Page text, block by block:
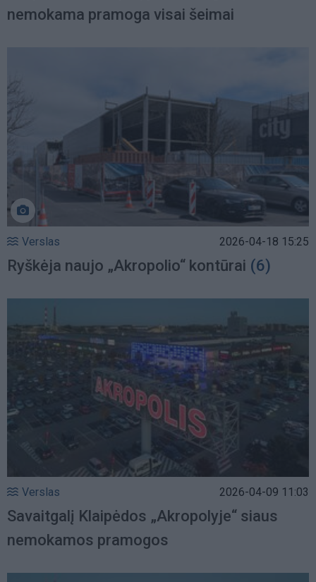
nemokama pramoga visai šeimai
Verslas 2026-04-18 15:25
Ryškėja naujo „Akropolio“ kontūrai (6)
Verslas 2026-04-09 11:03
Savaitgalį Klaipėdos „Akropolyje“ siaus
nemokamos pramogos